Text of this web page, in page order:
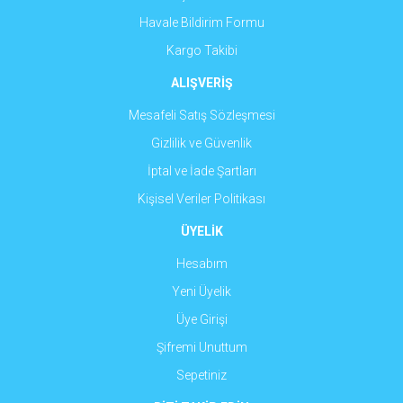
Havale Bildirim Formu
Kargo Takibi
ALIŞVERİŞ
Mesafeli Satış Sözleşmesi
Gizlilik ve Güvenlik
İptal ve İade Şartları
Kişisel Veriler Politikası
ÜYELİK
Hesabım
Yeni Üyelik
Üye Girişi
Şifremi Unuttum
Sepetiniz